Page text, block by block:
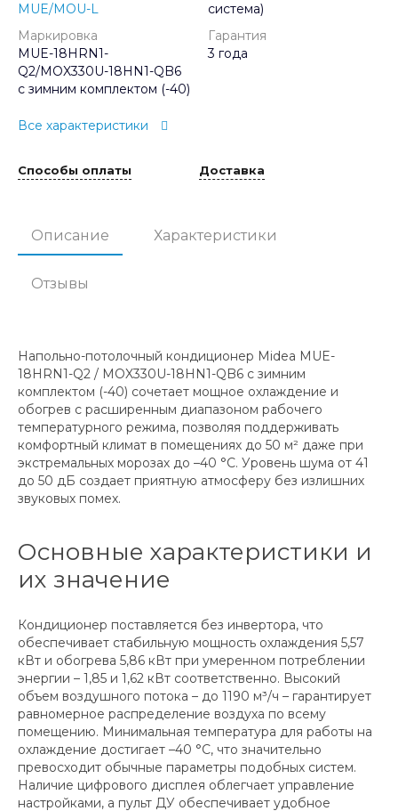
MUE/MOU-L
система)
Маркировка
MUE-18HRN1-
Q2/MOX330U-18HN1-QB6
с зимним комплектом (-40)
Гарантия
3 года
Все характеристики
Способы оплаты Доставка
Описание Характеристики
Отзывы
Напольно-потолочный кондиционер Midea MUE-
18HRN1-Q2 / MOX330U-18HN1-QB6 с зимним
комплектом (-40) сочетает мощное охлаждение и
обогрев с расширенным диапазоном рабочего
температурного режима, позволяя поддерживать
комфортный климат в помещениях до 50 м² даже при
экстремальных морозах до –40 °C. Уровень шума от 41
до 50 дБ создает приятную атмосферу без излишних
звуковых помех.
Основные характеристики и
их значение
Кондиционер поставляется без инвертора, что
обеспечивает стабильную мощность охлаждения 5,57
кВт и обогрева 5,86 кВт при умеренном потреблении
энергии – 1,85 и 1,62 кВт соответственно. Высокий
объем воздушного потока – до 1190 м³/ч – гарантирует
равномерное распределение воздуха по всему
помещению. Минимальная температура для работы на
охлаждение достигает –40 °C, что значительно
превосходит обычные параметры подобных систем.
Наличие цифрового дисплея облегчает управление
настройками, а пульт ДУ обеспечивает удобное